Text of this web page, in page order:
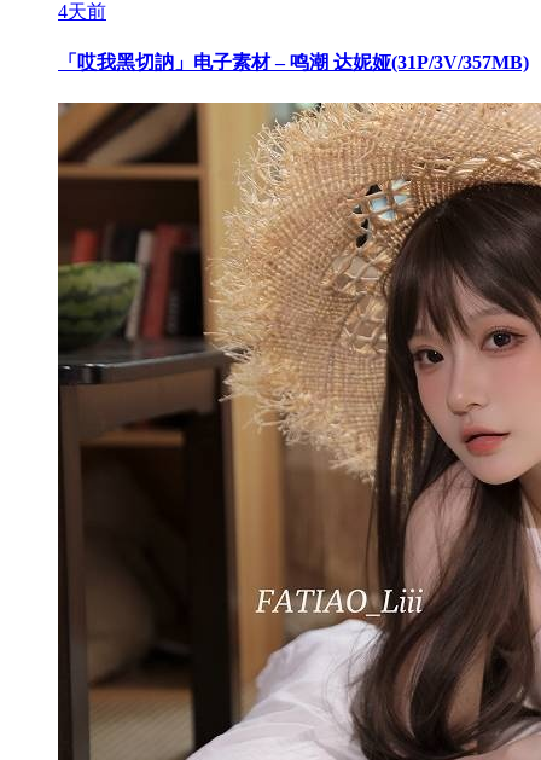
4天前
「哎我黑切訥」电子素材 – 鸣潮 达妮娅(31P/3V/357MB)